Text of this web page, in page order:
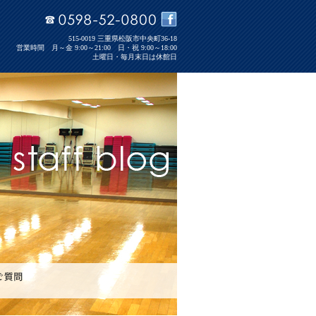
515-0019 三重県松阪市中央町36-18
営業時間 月～金 9:00～21:00 日・祝 9:00～18:00
土曜日・毎月末日は休館日